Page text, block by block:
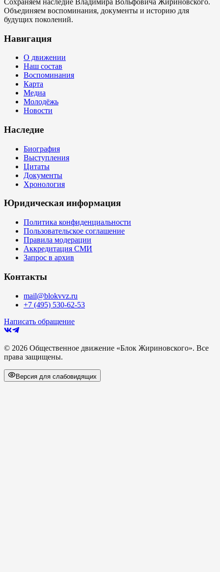
Объединяем воспоминания, документы и историю для
будущих поколений.
Навигация
О движении
Наш состав
Воспоминания
Карта
Медиа
Молодёжь
Новости
Наследие
Биография
Выступления
Цитаты
Документы
Хронология
Юридическая информация
Политика конфиденциальности
Пользовательское соглашение
Правила модерации
Аккредитация СМИ
Запрос в архив
Контакты
mail@blokvvz.ru
+7 (495) 530-62-53
Написать обращение
© 2026 Общественное движение «Блок Жириновского». Все
права защищены.
Версия для слабовидящих